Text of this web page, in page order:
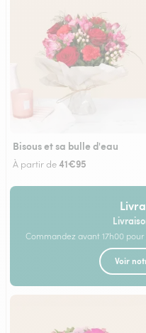
Bisous et sa bulle d'eau
À partir de41€95
Commandez avant 17h00
Voir